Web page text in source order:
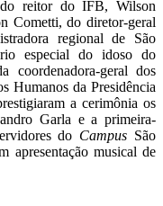
reitor do IFB, Wilson
Cometti, do diretor-geral
regional de São
especial do idoso do
coordenadora-geral dos
Humanos da Presidência
a cerimônia os
Garla e a primeira-
do Campus São
apresentação musical de